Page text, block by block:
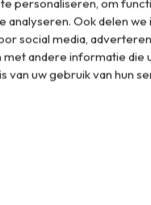
analyseren. Ook delen
social media,
andere informatie die
uw gebruik van hun
de mooiste
First kan ook
bonen. Zeker
leuke
je thuis ook
en heb je